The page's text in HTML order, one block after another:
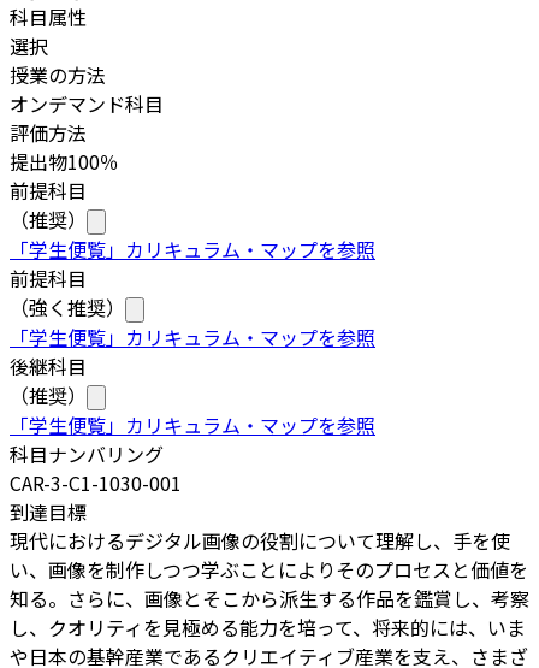
科目属性
選択
授業の方法
オンデマンド科目
評価方法
提出物100％
前提科目
（推奨）
「学生便覧」カリキュラム・マップを参照
前提科目
（強く推奨）
「学生便覧」カリキュラム・マップを参照
後継科目
（推奨）
「学生便覧」カリキュラム・マップを参照
科目ナンバリング
CAR-3-C1-1030-001
到達目標
現代におけるデジタル画像の役割について理解し、手を使
い、画像を制作しつつ学ぶことによりそのプロセスと価値を
知る。さらに、画像とそこから派生する作品を鑑賞し、考察
し、クオリティを見極める能力を培って、将来的には、いま
や日本の基幹産業であるクリエイティブ産業を支え、さまざ